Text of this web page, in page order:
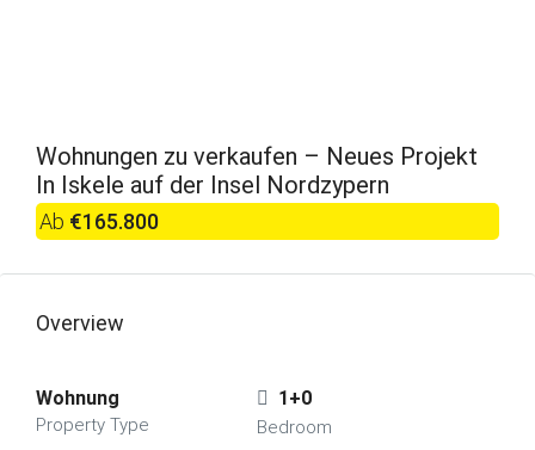
Wohnungen zu verkaufen – Neues Projekt
In Iskele auf der Insel Nordzypern
Ab €165.800
Overview
Wohnung
Property Type
1+0
Bedroom